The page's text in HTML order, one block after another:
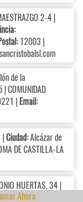
Ahora
2-4 |
12003 |
de la
COMUNIDAD
|Email:
|Ciudad:Alcázar de
DE CASTILLA-LA
HUERTAS, 34 |
DE